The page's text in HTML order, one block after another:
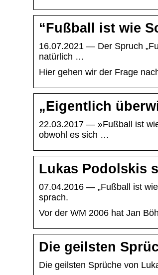
“Fußball ist wie
16.07.2021 — Der Spruch
natürlich …
Hier gehen wir der Frage
„Eigentlich
22.03.2017 — »Fußball ist
obwohl es sich …
Lukas Podolskis
07.04.2016 — „Fußball ist
sprach.
Vor der WM 2006 hat Jan
Die geilsten
Die geilsten Sprüche von